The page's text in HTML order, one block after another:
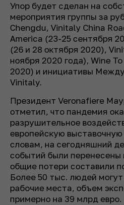
Упор будет сделан на
мероприятия группы за
Chengdu, Vinitaly China
America (23-25 ​​сентября
(26 и 28 октября 2020),
ноября 2020 года), Wine
2020) и инициативы
Vinitaly.
Президент Veronafiere
отметил, что пандемия
разрушительное
европейскую
словам, на сегодняшний
событий были перенесены
общие потери составили
Более 50 тыс. людей
рабочие места, объем
примерно на 39 млрд евро.